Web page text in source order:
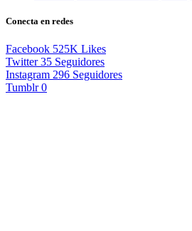
Conecta en redes
Facebook 525K Likes
Twitter 35 Seguidores
Instagram 296 Seguidores
Tumblr 0